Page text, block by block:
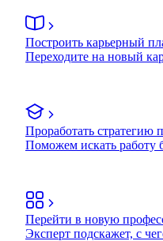
Построить карьерный
Переходите на новый
Проработать стратегию
Поможем искать работу
Перейти в новую
Эксперт подскажет, с